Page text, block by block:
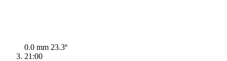
0.0 mm 23.3º
21:00